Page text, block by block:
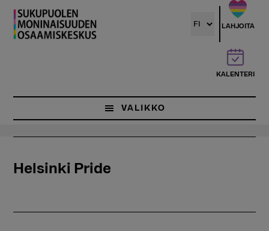
Hyppää
pääsisältöön
LAHJOITA
KALENTERI
VALIKKO
Helsinki Pride